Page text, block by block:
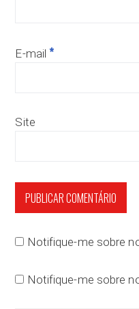
E-mail *
Site
Notifique-me sobre
Notifique-me sobre